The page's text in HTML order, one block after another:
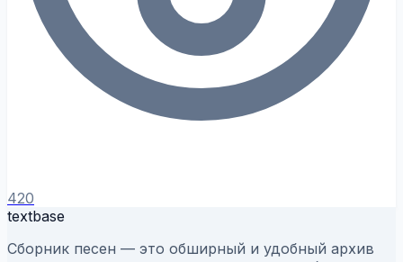
420
textbase
Сборник песен — это обширный и удобный архив